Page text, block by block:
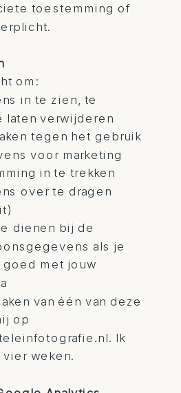
toestemming of
om:
in te zien, te
laten verwijderen
tegen het gebruik
voor marketing
in te trekken
over te dragen
dienen bij de
als je
met jouw
van één van deze
op
Ik
weken.